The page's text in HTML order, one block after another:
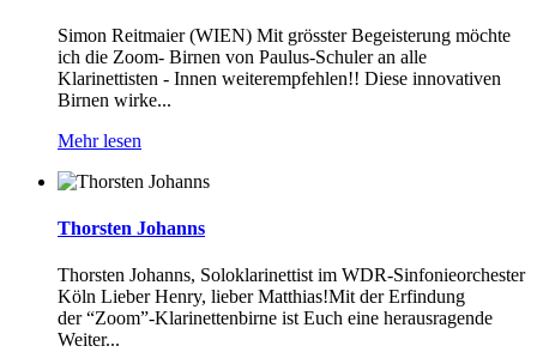
Simon Reitmaier (WIEN) Mit grösster Begeisterung möchte
ich die Zoom- Birnen von Paulus-Schuler an alle
Klarinettisten - Innen weiterempfehlen!! Diese innovativen
Birnen wirke...
Mehr lesen
Thorsten Johanns
Thorsten Johanns, Soloklarinettist im WDR-Sinfonieorchester
Köln Lieber Henry, lieber Matthias!Mit der Erfindung
der “Zoom”-Klarinettenbirne ist Euch eine herausragende
Weiter...